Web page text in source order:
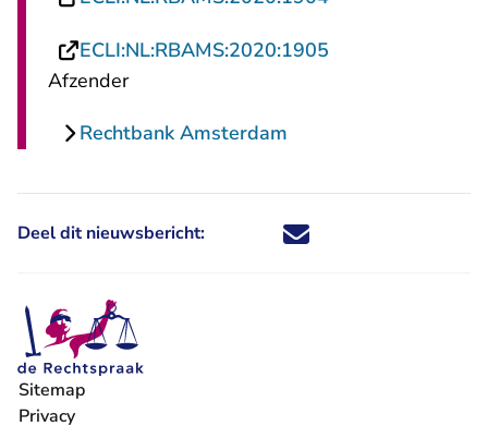
ECLI:NL:RBAMS:2020:1905
Afzender
Rechtbank Amsterdam
Deel dit nieuwsbericht: Deel dit nieuwsbericht via X -
Deel dit nieuwsbericht via
Deel dit nieuwsbericht
Deel dit
Sitemap
Privacy